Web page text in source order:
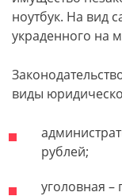
ноутбук. На вид
украденного на
виды
рублей;
уголовная